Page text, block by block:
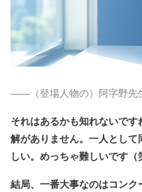
――（登場人物の）阿字野先
それはあるかも知れないで
解がありません。一人とし
しい。めっちゃ難しいです（
結局、一番大事なのはコン